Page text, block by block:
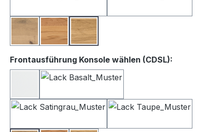
BalkeneicheKernbucheWildeiche
Frontausführung Konsole wählen (CDSL):